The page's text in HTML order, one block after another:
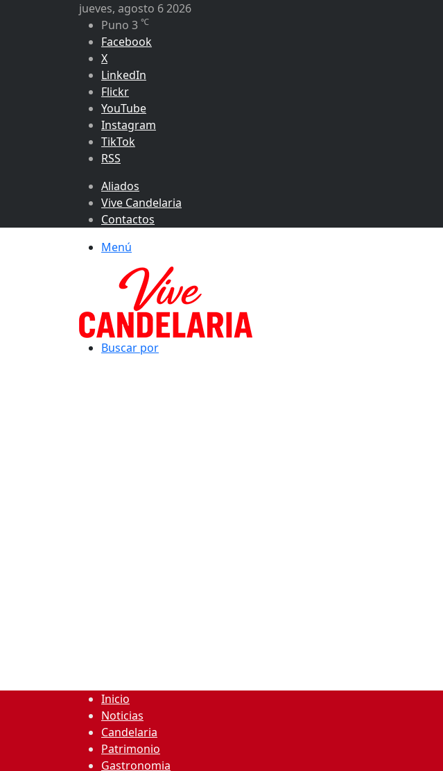
jueves, agosto 6 2026
Puno 3 ℃
Facebook
X
LinkedIn
Flickr
YouTube
Instagram
TikTok
RSS
Aliados
Vive Candelaria
Contactos
Menú
Buscar por
Inicio
Noticias
Candelaria
Patrimonio
Gastronomia